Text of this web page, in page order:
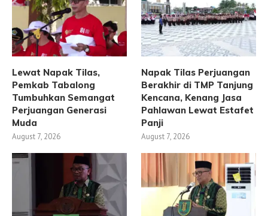
Lewat Napak Tilas,
Pemkab Tabalong
Tumbuhkan Semangat
Perjuangan Generasi
Muda
August 7, 2026
Napak Tilas Perjuangan
Berakhir di TMP Tanjung
Kencana, Kenang Jasa
Pahlawan Lewat Estafet
Panji
August 7, 2026